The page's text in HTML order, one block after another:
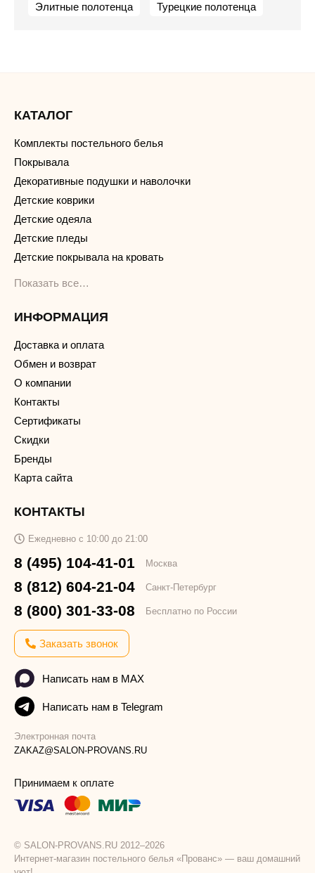
Элитные полотенца Турецкие полотенца
КАТАЛОГ
Комплекты постельного белья
Покрывала
Декоративные подушки и наволочки
Детские коврики
Детские одеяла
Детские пледы
Детские покрывала на кровать
Показать все…
ИНФОРМАЦИЯ
Доставка и оплата
Обмен и возврат
О компании
Контакты
Сертификаты
Скидки
Бренды
Карта сайта
КОНТАКТЫ
Ежедневно с 10:00 до 21:00
8 (495) 104-41-01 Москва
8 (812) 604-21-04 Санкт-Петербург
8 (800) 301-33-08 Бесплатно по России
Заказать звонок
Написать нам в MAX
Написать нам в Telegram
Электронная почта
ZAKAZ@SALON-PROVANS.RU
Принимаем к оплате
© SALON-PROVANS.RU 2012–2026
Интернет-магазин постельного белья «Прованс» — ваш домашний